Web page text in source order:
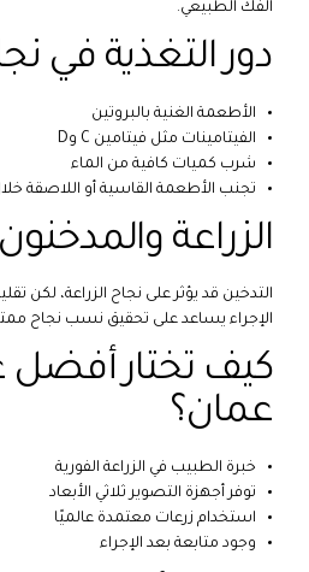
الفك الطبيعي.
دور التغذية في
الأطعمة الغنية بالبروتين
الفيتامينات مثل فيتامين C وD
شرب كميات كافية من الماء
تجنب الأطعمة القاسية أو اللاصقة
الزراعة والمدخنون
التدخين قد يؤثر على نجاح الزراعة، لكن
الإجراء يساعد على تحقيق نسب نجاح
كيف تختار أفضل
عمان؟
خبرة الطبيب في الزراعة الفورية
توفر أجهزة التصوير ثلاثي الأبعاد
استخدام زرعات معتمدة عالميًا
وجود متابعة بعد الإجراء